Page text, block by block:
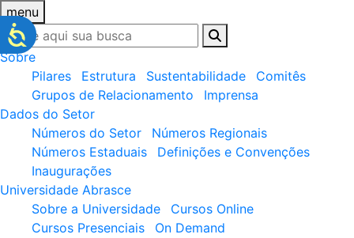
menu
Sobre
Pilares
Estrutura Sustentabilidade
Comitês
Grupos de Relacionamento
Imprensa
Dados do Setor
Números do Setor
Números Regionais
Números Estaduais
Definições e Convenções
Inaugurações
Universidade Abrasce
Sobre a Universidade
Cursos Online
Cursos Presenciais
On Demand